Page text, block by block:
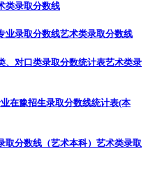
类录取分数线
业录取分数线艺术类录取分数线
、对口类录取分数统计表艺术类录
在豫招生录取分数线统计表(本
分数线（艺术本科） 艺术类录取